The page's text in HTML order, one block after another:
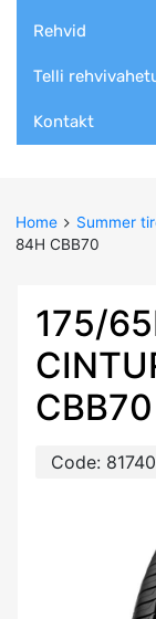
contentRehvid
Telli
Kontakt
Home Summer
84H CBB70
175/
CBB70
Code: 81740